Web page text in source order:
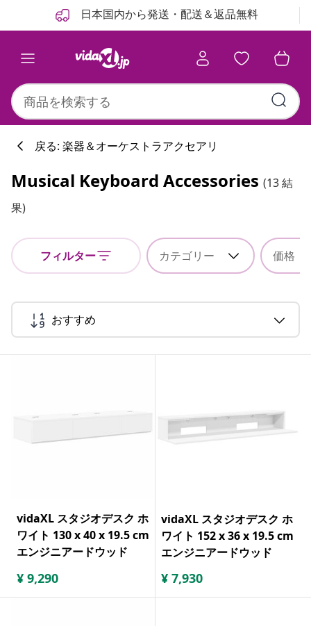
日本国内から発送・配送＆返品無料
戻る: 楽器＆オーケストラアクセアリ
Musical Keyboard Accessories (13 結
果)
フィルター カテゴリー 価格
おすすめ
vidaXL スタジオデスク ホ
ワイト 130 x 40 x 19.5 cm
エンジニアードウッド
¥ 9,290
vidaXL スタジオデスク ホ
ワイト 152 x 36 x 19.5 cm
エンジニアードウッド
¥ 7,930